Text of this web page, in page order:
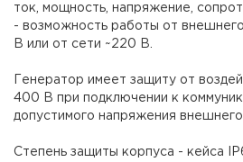
ток, мощность, напряжение,
- возможность работы от
В или от сети ~220 В.
Генератор имеет защиту от
400 В при подключении к
допустимого напряжения внешнего
Степень защиты корпуса - кейса